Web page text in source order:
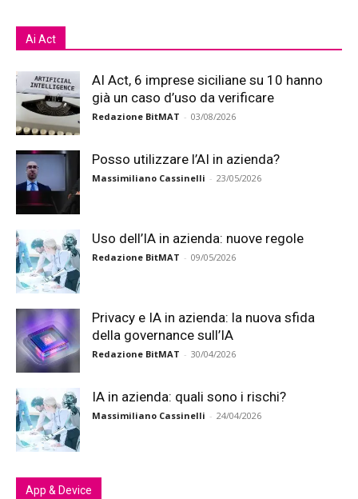
Ai Act
AI Act, 6 imprese siciliane su 10 hanno
già un caso d’uso da verificare
Redazione BitMAT - 03/08/2026
Posso utilizzare l’AI in azienda?
Massimiliano Cassinelli - 23/05/2026
Uso dell’IA in azienda: nuove regole
Redazione BitMAT - 09/05/2026
Privacy e IA in azienda: la nuova sfida
della governance sull’IA
Redazione BitMAT - 30/04/2026
IA in azienda: quali sono i rischi?
Massimiliano Cassinelli - 24/04/2026
App & Device